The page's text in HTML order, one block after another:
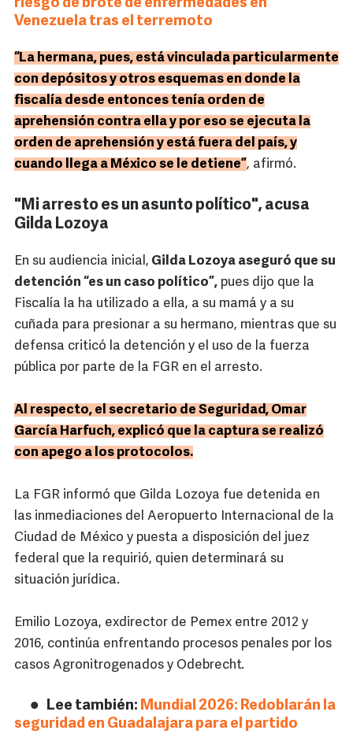
riesgo de brote de enfermedades en
Venezuela tras el terremoto
“La hermana, pues, está vinculada particularmente
con depósitos y otros esquemas en donde la
fiscalía desde entonces tenía orden de
aprehensión contra ella y por eso se ejecuta la
orden de aprehensión y está fuera del país, y
cuando llega a México se le detiene”, afirmó.
"Mi arresto es un asunto político", acusa
Gilda Lozoya
En su audiencia inicial, Gilda Lozoya aseguró que su
detención “es un caso político”, pues dijo que la
Fiscalía la ha utilizado a ella, a su mamá y a su
cuñada para presionar a su hermano, mientras que su
defensa criticó la detención y el uso de la fuerza
pública por parte de la FGR en el arresto.
Al respecto, el secretario de Seguridad, Omar
García Harfuch, explicó que la captura se realizó
con apego a los protocolos.
La FGR informó que Gilda Lozoya fue detenida en
las inmediaciones del Aeropuerto Internacional de la
Ciudad de México y puesta a disposición del juez
federal que la requirió, quien determinará su
situación jurídica.
Emilio Lozoya, exdirector de Pemex entre 2012 y
2016, continúa enfrentando procesos penales por los
casos Agronitrogenados y Odebrecht.
Lee también: Mundial 2026: Redoblarán la
seguridad en Guadalajara para el partido